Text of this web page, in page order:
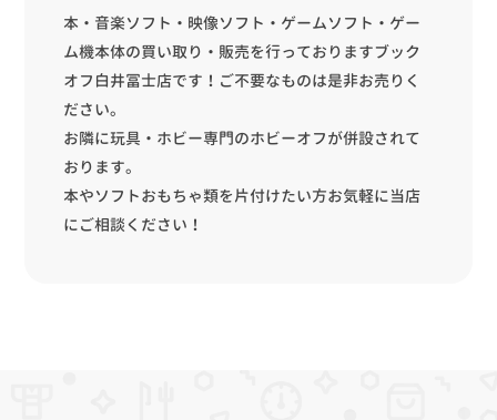
本・音楽ソフト・映像ソフト・ゲームソフト・ゲー
ム機本体の買い取り・販売を行っておりますブック
オフ白井冨士店です！ご不要なものは是非お売りく
ださい。
お隣に玩具・ホビー専門のホビーオフが併設されて
おります。
本やソフトおもちゃ類を片付けたい方お気軽に当店
にご相談ください！